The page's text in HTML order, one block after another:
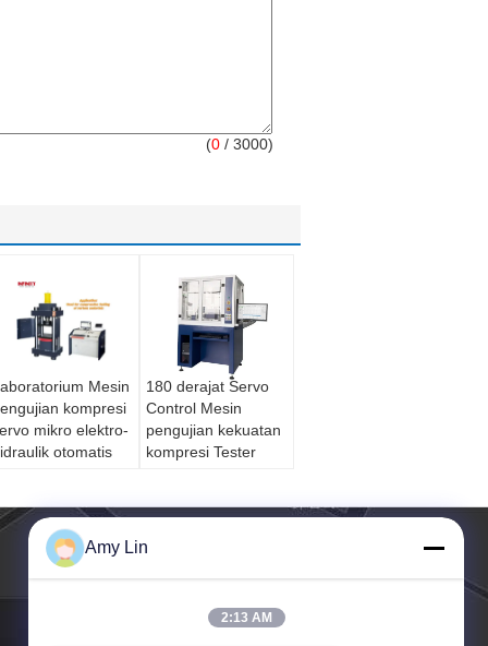
(0 / 3000)
Mesin
kompresi
mikro elektro-
otomatis
180 derajat Servo
Control Mesin
pengujian kekuatan
kompresi Tester
Amy Lin
2:13 AM